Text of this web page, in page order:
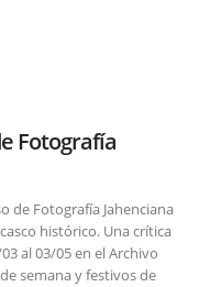
Fotografía
de Fotografía Jahenciana
histórico. Una crítica
al 03/05 en el Archivo
semana y festivos de